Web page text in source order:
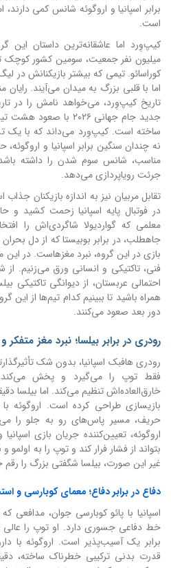
برابر اسپانیا و اروگوئه شانس کمی
است.
کیپ‌وِرد اما عاشقانه‌ترین داستان این
میلیون نفر جمعیت، سومین کشور کوچک
کوراسائو. تیمی که بیشتر بازیکنانش در
تاریخ کیپ‌وِرد، می‌خواهد نامش را در
جدید جام جهانی ۲۰۲۶
ساخته است. کیپ‌وِرد می‌داند که با یک
نه چندان سنگین برابر اسپانیا و
مناسب، شانس سوم شدن را داشته
جرئت رویاپردازی می‌دهد.
تقابل مربیان نیز به اندازه بازیکنان
در فوتبال پایه اسپانیا زحمت کشید و
معلمی که گواردیولا شاگردی‌اش را
جاهطلب، در برابر بوبیستا که از دل
بازی در این گروه، نبرد مغزهاست. در این
فنی، تاکتیکی و انسانی ورق می‌زنیم. از
احتمالی عربستان، از دیوانگی تاکتیکی
همراه باشید تا ببینیم کدام تیم‌ها از این
دور بعد صعود می‌کنند.
رودری در برابر بیلسا؛ نبرد مغز
رودری هافبک اسپانیا، بدون شک
فقط توپ را می‌گیرد و پخش
خارق‌العاده‌اش تنظیم می‌کند. اما بیلسا
بازیسازی طراحی کرده است.
حریف، مسیر پاس‌های رو به جلو را
اروگوئه، تعیین‌کننده جریان بازی
بتواند از فشار فرار کند و توپ را به اولمو و
غیر این صورت، بیلسا شگفتی بزرگ را رقم
دفاع در برابر دفاع؛ معمای کوبارسی و
اسپانیا با پائو کوبارسی جوان،
خط دفاعی جسوری دارد. او توپ را
برابر یک آسیب‌پذیر است. اروگوئه با
قدرت بدنی ترکیبی خطرناک ساخته،